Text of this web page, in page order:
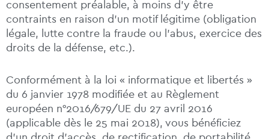
consentement préalable, à moins d’y être
contraints en raison d’un motif légitime (obligation
légale, lutte contre la fraude ou l’abus, exercice des
droits de la défense, etc.).
Conformément à la loi « informatique et libertés »
du 6 janvier 1978 modifiée et au Règlement
européen n°2016/679/UE du 27 avril 2016
(applicable dès le 25 mai 2018), vous bénéficiez